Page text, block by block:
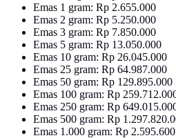
Emas 1 gram: Rp 2.655.000
Emas 2 gram: Rp 5.250.000
Emas 3 gram: Rp 7.850.000
Emas 5 gram: Rp 13.050.000
Emas 10 gram: Rp 26.045.000
Emas 25 gram: Rp 64.987.000
Emas 50 gram: Rp 129.895.000
Emas 100 gram: Rp
Emas 250 gram: Rp
Emas 500 gram: Rp
Emas 1.000 gram: Rp